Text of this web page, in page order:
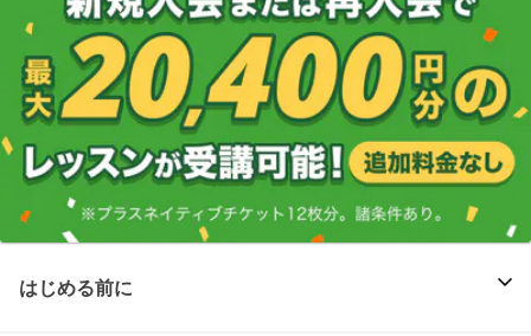
はじめる前に